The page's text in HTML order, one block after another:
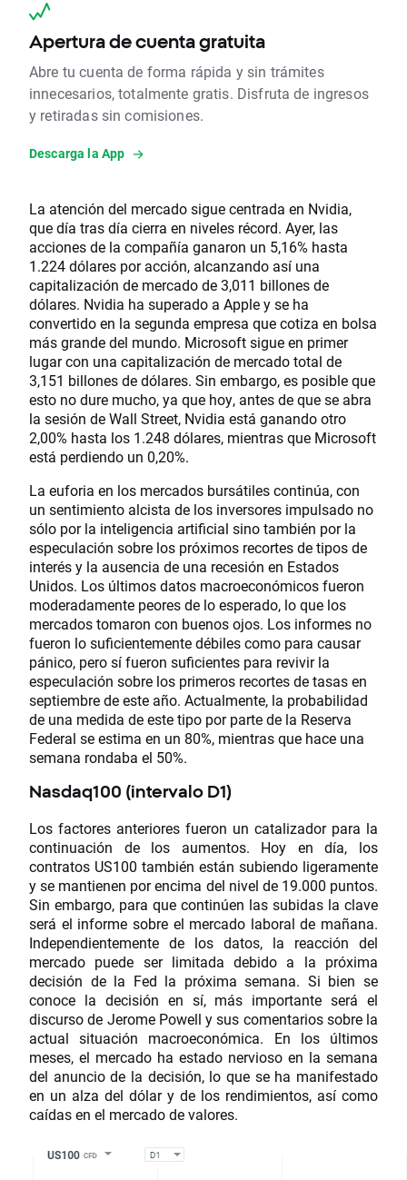
Apertura de cuenta gratuita
Abre tu cuenta de forma rápida y sin trámites
innecesarios, totalmente gratis. Disfruta de ingresos
y retiradas sin comisiones.
Descarga la App
La atención del mercado sigue centrada en Nvidia,
que día tras día cierra en niveles récord. Ayer, las
acciones de la compañía ganaron un 5,16% hasta
1.224 dólares por acción, alcanzando así una
capitalización de mercado de 3,011 billones de
dólares. Nvidia ha superado a Apple y se ha
convertido en la segunda empresa que cotiza en bolsa
más grande del mundo. Microsoft sigue en primer
lugar con una capitalización de mercado total de
3,151 billones de dólares. Sin embargo, es posible que
esto no dure mucho, ya que hoy, antes de que se abra
la sesión de Wall Street, Nvidia está ganando otro
2,00% hasta los 1.248 dólares, mientras que Microsoft
está perdiendo un 0,20%.
La euforia en los mercados bursátiles continúa, con
un sentimiento alcista de los inversores impulsado no
sólo por la inteligencia artificial sino también por la
especulación sobre los próximos recortes de tipos de
interés y la ausencia de una recesión en Estados
Unidos. Los últimos datos macroeconómicos fueron
moderadamente peores de lo esperado, lo que los
mercados tomaron con buenos ojos. Los informes no
fueron lo suficientemente débiles como para causar
pánico, pero sí fueron suficientes para revivir la
especulación sobre los primeros recortes de tasas en
septiembre de este año. Actualmente, la probabilidad
de una medida de este tipo por parte de la Reserva
Federal se estima en un 80%, mientras que hace una
semana rondaba el 50%.
Nasdaq100 (intervalo D1)
Los factores anteriores fueron un catalizador para la
continuación de los aumentos. Hoy en día, los
contratos US100 también están subiendo ligeramente
y se mantienen por encima del nivel de 19.000 puntos.
Sin embargo, para que continúen las subidas la clave
será el informe sobre el mercado laboral de mañana.
Independientemente de los datos, la reacción del
mercado puede ser limitada debido a la próxima
decisión de la Fed la próxima semana. Si bien se
conoce la decisión en sí, más importante será el
discurso de Jerome Powell y sus comentarios sobre la
actual situación macroeconómica. En los últimos
meses, el mercado ha estado nervioso en la semana
del anuncio de la decisión, lo que se ha manifestado
en un alza del dólar y de los rendimientos, así como
caídas en el mercado de valores.